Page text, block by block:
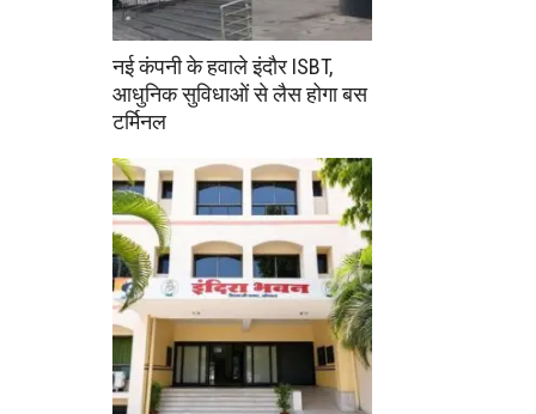
नई कंपनी के हवाले इंदौर ISBT,
आधुनिक सुविधाओं से लैस होगा बस
टर्मिनल